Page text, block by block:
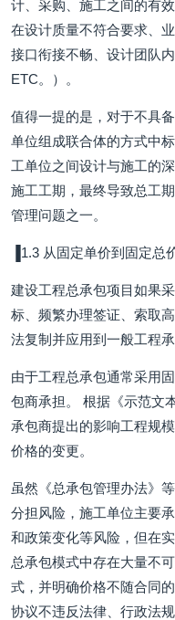
计、采购、施工之间的有
在设计质量不符合要求、
接口衔接不畅、设计团队
ETC。）。
值得一提的是，对于不具
单位组成联合体的方式中
工单位之间设计与施工的
施工工期，最终导致总工
管理问题之一。
▐1.3 从固定单价到固定总
建设工程总承包项目如果
标、频繁办理签证、索取
法复制并应用到一般工程承
由于工程总承包通常采用
包商承担。 根据《示范文
承包商提出的影响工程规
价格的变更。
虽然《总承包管理办法》
分担风险，施工单位主要
和政策变化等风险，但在
总承包模式中存在大量不
式，并明确价格不随合同
协议不违反法律、行政法